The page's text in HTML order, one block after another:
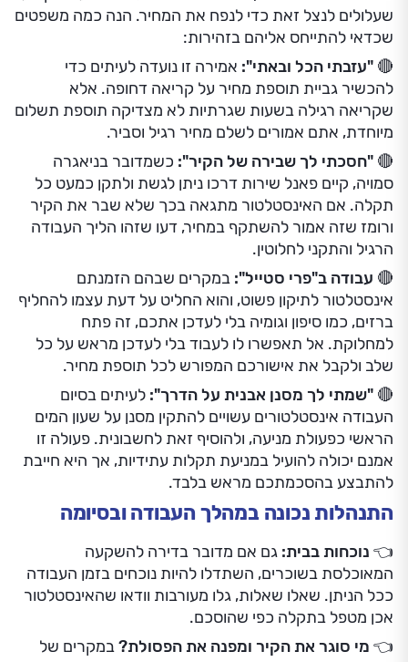
שעלולים לנצל זאת כדי לנפח את המחיר. הנה כמה משפטים
שכדאי להתייחס אליהם בזהירות:
🔴 "עזבתי הכל ובאתי": אמירה זו נועדה לעיתים כדי
להכשיר גביית תוספת מחיר על קריאה דחופה. אלא
שקריאה רגילה בשעות שגרתיות לא מצדיקה תוספת תשלום
מיוחדת, אתם אמורים לשלם מחיר רגיל וסביר.
🔴 "חסכתי לך שבירה של הקיר": כשמדובר בניאגרה
סמויה, קיים פאנל שירות דרכו ניתן לגשת ולתקן כמעט כל
תקלה. אם האינסטלטור מתגאה בכך שלא שבר את הקיר
ורומז שזה אמור להשתקף במחיר, דעו שזהו הליך העבודה
הרגיל והתקני לחלוטין.
🔴 עבודה ב"פרי סטייל": במקרים שבהם הזמנתם
אינסטלטור לתיקון פשוט, והוא החליט על דעת עצמו להחליף
ברזים, כמו סיפון וגומיה בלי לעדכן אתכם, זה פתח
למחלוקת. אל תאפשרו לו לעבוד בלי לעדכן מראש על כל
שלב ולקבל את אישורכם המפורש לכל תוספת מחיר.
🔴 "שמתי לך מסנן אבנית על הדרך": לעיתים בסיום
העבודה אינסטלטורים עשויים להתקין מסנן על שעון המים
הראשי כפעולת מניעה, ולהוסיף זאת לחשבונית. פעולה זו
אמנם יכולה להועיל במניעת תקלות עתידיות, אך היא חייבת
להתבצע בהסכמתכם מראש בלבד.
התנהלות נכונה במהלך העבודה ובסיומה
👈 נוכחות בבית: גם אם מדובר בדירה להשקעה
המאוכלסת בשוכרים, השתדלו להיות נוכחים בזמן העבודה
ככל הניתן. שאלו שאלות, גלו מעורבות וודאו שהאינסטלטור
אכן מטפל בתקלה כפי שהוסכם.
👈 מי סוגר את הקיר ומפנה את הפסולת?במקרים של